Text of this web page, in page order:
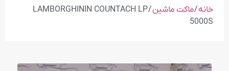
خانه/ماکت ماشین / LAMBORGHININ COUNTACH LP
5000S